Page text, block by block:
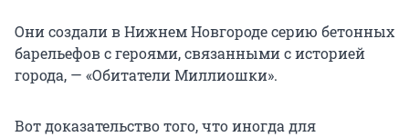
Они создали в Нижнем Новгороде серию бетонных
барельефов с героями, связанными с историей
города, — «Обитатели Миллиошки».
Вот доказательство того, что иногда для